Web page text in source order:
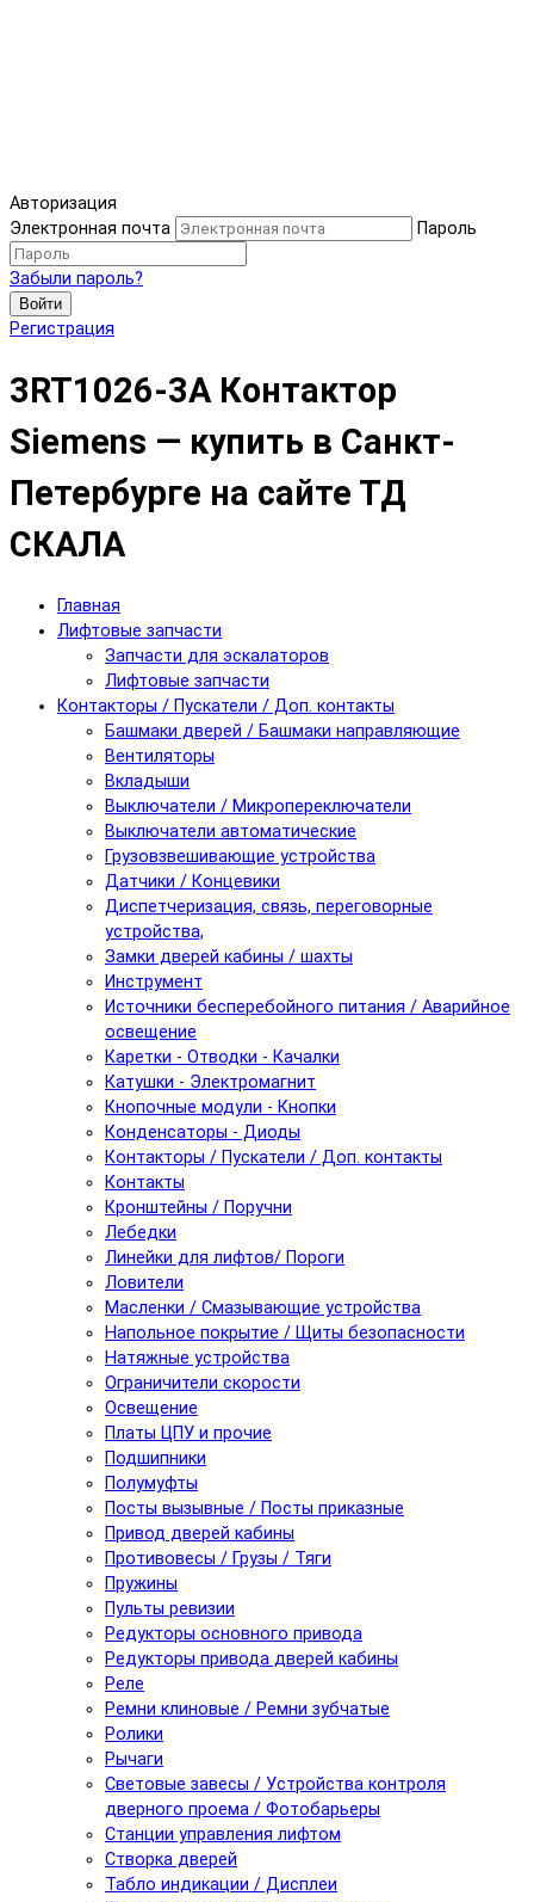
Авторизация
Электронная почта
Пароль
Забыли пароль?
Войти
Регистрация
3RT1026-3A Контактор
Siemens — купить в Санкт-
Петербурге на сайте ТД
СКАЛА
Главная
Лифтовые запчасти
Запчасти для эскалаторов
Лифтовые запчасти
Контакторы / Пускатели / Доп. контакты
Башмаки дверей / Башмаки направляющие
Вентиляторы
Вкладыши
Выключатели / Микропереключатели
Выключатели автоматические
Грузовзвешивающие устройства
Датчики / Концевики
Диспетчеризация, связь, переговорные
устройства,
Замки дверей кабины / шахты
Инструмент
Источники бесперебойного питания / Аварийное
освещение
Каретки - Отводки - Качалки
Катушки - Электромагнит
Кнопочные модули - Кнопки
Конденсаторы - Диоды
Контакторы / Пускатели / Доп. контакты
Контакты
Кронштейны / Поручни
Лебедки
Линейки для лифтов/ Пороги
Ловители
Масленки / Смазывающие устройства
Напольное покрытие / Щиты безопасности
Натяжные устройства
Ограничители скорости
Освещение
Платы ЦПУ и прочие
Подшипники
Полумуфты
Посты вызывные / Посты приказные
Привод дверей кабины
Противовесы / Грузы / Тяги
Пружины
Пульты ревизии
Редукторы основного привода
Редукторы привода дверей кабины
Реле
Ремни клиновые / Ремни зубчатые
Ролики
Рычаги
Световые завесы / Устройства контроля
дверного проема / Фотобарьеры
Станции управления лифтом
Створка дверей
Табло индикации / Дисплеи